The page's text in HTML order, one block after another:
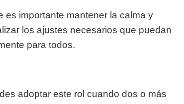
es importante mantener la calma y
los ajustes necesarios que puedan
para todos.
adoptar este rol cuando dos o más